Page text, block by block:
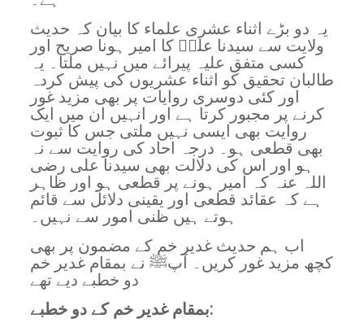
یہ دو بڑے اثناء عشری علماء کا بیان کہ حدیث
ولایت سے سیدنا علیؓ کا امیر ہونا صریح اور
کسی متفق علیہ پیرائے میں نہیں ملتا۔ یہ
طالبان تحقیق کو اثناء عشریوں کی پیش کردہ
اور کئی دوسری روایات پر بھی مزید غور
کرنے پر مجبور کرتا ہے اور انہیں ان میں ایک
روایت بھی ایسی نہیں ملتی جس کا ثبوت
بھی قطعی ہو۔ درجہ احاد کی روایت سے نہ
ہو اور اس کی دلالت بھی سیدنا علی رضی
اللہ عنہ کہ امیر ہونے پر قطعی ہو اور ظاہر
ہے کہ عقائد قطعی اور یقینی دلائل سے قائم
ہوتے ہیں ظنی امور سے نہیں۔
اب ہم حدیث غدیر خم کے مضمون پر بھی
کچھ مزید غور کریں۔ آپﷺ نے بمقام غدیر خم
دو خطبے دیے تھے
بمقام غدیر خم کے دو خطبے: